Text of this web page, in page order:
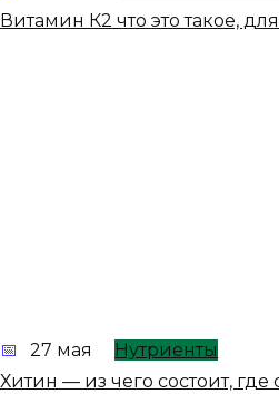
Витамин К2 что это такое,
27 мая
Нутриенты
Хитин — из чего состоит,